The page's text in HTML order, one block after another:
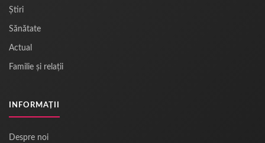
Știri
Sănătate
Actual
Familie și relații
INFORMAȚII
Despre noi